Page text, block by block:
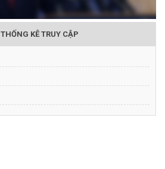
THỐNG KÊ TRUY CẬP